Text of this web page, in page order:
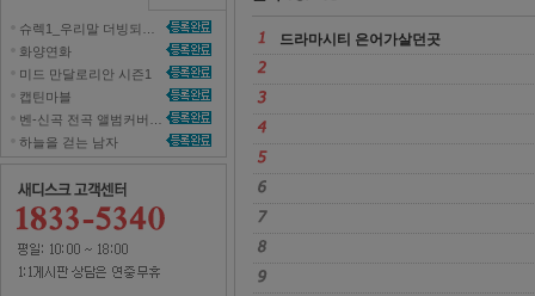
화양연화
미드 만달로리안 시즌1
캡틴마블
하늘을 걷는 남자
드라마시티 은어가살던곳